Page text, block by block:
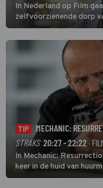
In Nederland op Film
zelfvoorzienende dorp
Daniëls de kijkers
unieke amateurbeelden
TIP
MECHANIC:
STRAKS 20:27 - 22:22 ·
In Mechanic:
keer in de huid van
donder op kunt zeggen